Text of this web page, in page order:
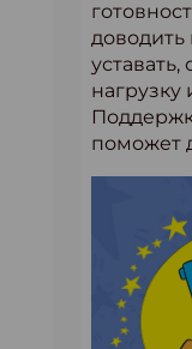
доводить
уставать,
нагрузку
поможет